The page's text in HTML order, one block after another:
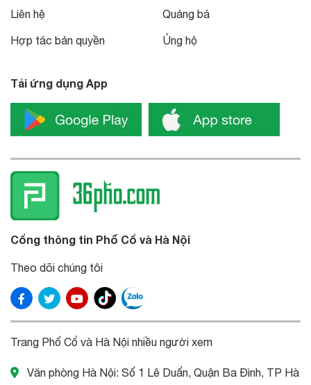
Liên hệ
Hợp tác bản quyền
Quảng bá
Ủng hộ
Tải ứng dụng App
Cổng thông tin Phố Cổ và Hà Nội
Theo dõi chúng tôi
Trang Phố Cổ và Hà Nội nhiều người xem
Văn phòng Hà Nội: Số 1 Lê Duẩn, Quận Ba Đình, TP Hà